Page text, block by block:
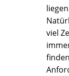
viel